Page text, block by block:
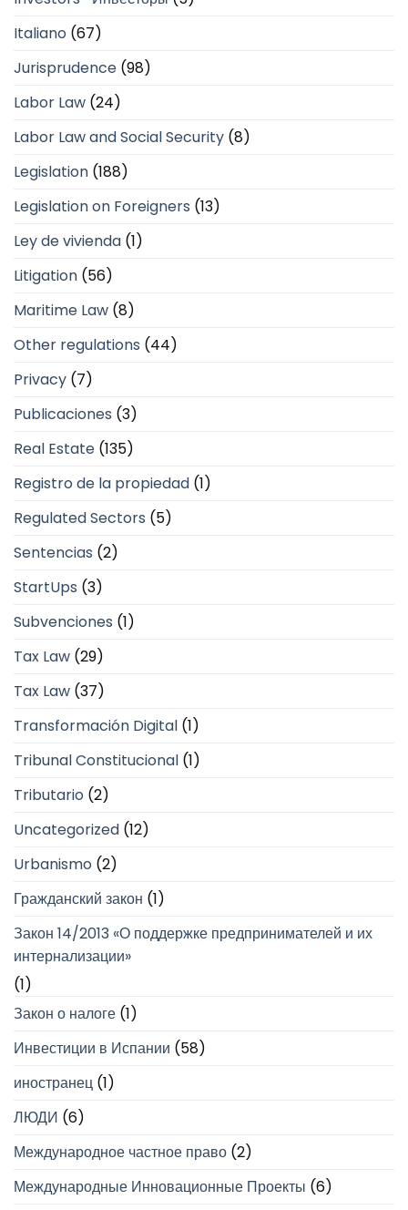
Italiano (67)
Jurisprudence (98)
Labor Law (24)
Labor Law and Social Security (8)
Legislation (188)
Legislation on Foreigners (13)
Ley de vivienda (1)
Litigation (56)
Maritime Law (8)
Other regulations (44)
Privacy (7)
Publicaciones (3)
Real Estate (135)
Registro de la propiedad (1)
Regulated Sectors (5)
Sentencias (2)
StartUps (3)
Subvenciones (1)
Tax Law (29)
Tax Law (37)
Transformación Digital (1)
Tribunal Constitucional (1)
Tributario (2)
Uncategorized (12)
Urbanismo (2)
Гражданский закон (1)
Закон 14/2013 «О поддержке предпринимателей и их
интернализации»
(1)
Закон о налоге (1)
Инвестиции в Испании (58)
иностранец (1)
ЛЮДИ (6)
Международное частное право (2)
Международные Инновационные Проекты (6)